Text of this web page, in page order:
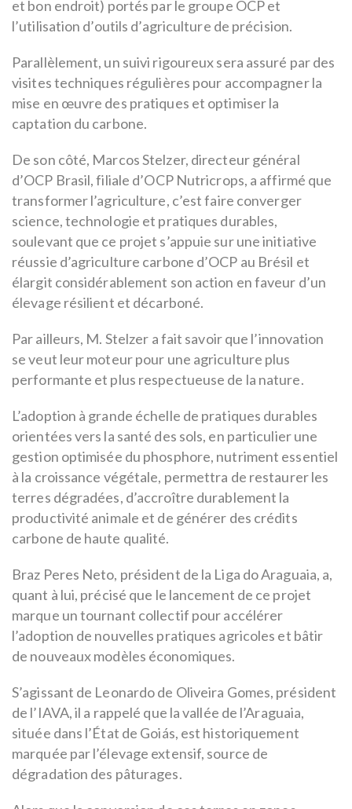
et bon endroit) portés par le groupe OCP et
l’utilisation d’outils d’agriculture de précision.
Parallèlement, un suivi rigoureux sera assuré par des
visites techniques régulières pour accompagner la
mise en œuvre des pratiques et optimiser la
captation du carbone.
De son côté, Marcos Stelzer, directeur général
d’OCP Brasil, filiale d’OCP Nutricrops, a affirmé que
transformer l’agriculture, c’est faire converger
science, technologie et pratiques durables,
soulevant que ce projet s’appuie sur une initiative
réussie d’agriculture carbone d’OCP au Brésil et
élargit considérablement son action en faveur d’un
élevage résilient et décarboné.
Par ailleurs, M. Stelzer a fait savoir que l’innovation
se veut leur moteur pour une agriculture plus
performante et plus respectueuse de la nature.
L’adoption à grande échelle de pratiques durables
orientées vers la santé des sols, en particulier une
gestion optimisée du phosphore, nutriment essentiel
à la croissance végétale, permettra de restaurer les
terres dégradées, d’accroître durablement la
productivité animale et de générer des crédits
carbone de haute qualité.
Braz Peres Neto, président de la Liga do Araguaia, a,
quant à lui, précisé que le lancement de ce projet
marque un tournant collectif pour accélérer
l’adoption de nouvelles pratiques agricoles et bâtir
de nouveaux modèles économiques.
S’agissant de Leonardo de Oliveira Gomes, président
de l’IAVA, il a rappelé que la vallée de l’Araguaia,
située dans l’État de Goiás, est historiquement
marquée par l’élevage extensif, source de
dégradation des pâturages.